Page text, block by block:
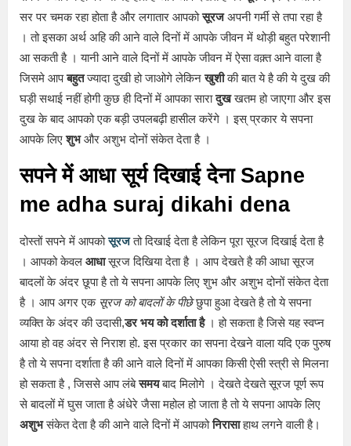
सर पर चमक रहा होता है और लगातार आपकोसूरजअपनी गर्मी से तपा रहा है
। तो इसका अर्थ अहि की आने वाले दिनों में आपके जीवन में थोड़ी बहुत परेशानी
आ सकती है । यानी आने वाले दिनों में आपके जीवन में ऐसा वक़्त आने वाला है
जिसमे आपबहुतज्यादा दुखी हो जाओगे लेकिनखुशीकी बात ये है की ये दुख की
घड़ी सथाई नहीं होगी कुछ ही दिनों में आपका सारादुखखतम हो जाएगा और इस
दुख के बाद आपको एक बड़ी उपलबढ़ी हासील करेंगे । इस् प्रकार ये सपना
आपके लिएशुभऔर अशुभ दोनों संकेत देता है ।
सपने में आधा सूर्य दिखाई देना Sapne
me adha suraj dikahi dena
दोस्तों सपने में आपकोसूरजतो दिखाई देता है लेकिन पूरा सूरज दिखाई देता है
। आपको केवल आधासूरज दिखिया देता है । आप देखते है की आधा सूरज
बादलों के अंदर छूपा है तो ये सपना आपके लिए शुभ और अशुभ दोनों संकेत देता
है । आप अगर एक सूरज को बादलों के पीछेछुपा हुआ देखते है तो ये सपना
व्यक्ति के अंदर की उदासी,डर भय को दर्शाता है। हो सकता है जिसे यह स्वप्न
आया हो वह अंदर से निराश हो. इस प्रकार का सपना देखने वाला यदि एक पुरुष
है तो ये सपना दर्शाता है की आने वाले दिनों में आपका किसी ऐसी स्त्री से मिलना
हो सकता है , जिससे आप लंबेसमयबाद मिलोगे । देखते देखते सूरज पूर्ण रूप
से बादलों में घुस जाता है अंधेरे जैसा महोल हो जाता है तो ये सपना आपके लिए
अशुभसंकेत देता है की आने वाले दिनों में आपकोनिरासाहाथ लगने वाली है।